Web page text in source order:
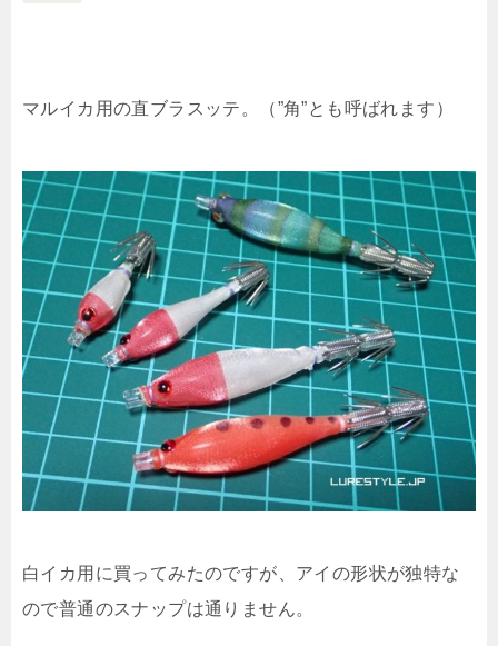
マルイカ用の直ブラスッテ。（”角”とも呼ばれます）
白イカ用に買ってみたのですが、アイの形状が独特な
ので普通のスナップは通りません。